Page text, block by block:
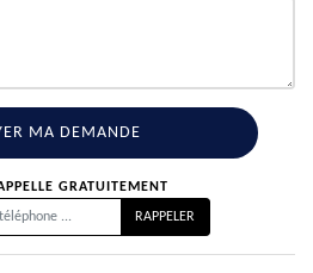
GRATUITEMENT